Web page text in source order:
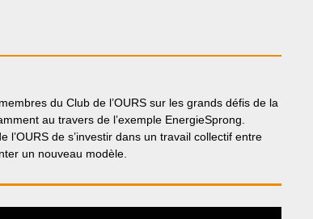
du Club de l’OURS sur les grands défis de la
au travers de l’exemple EnergieSprong.
l’OURS de s’investir dans un travail collectif entre
un nouveau modèle.